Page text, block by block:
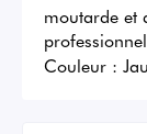
moutarde et
Couleur :